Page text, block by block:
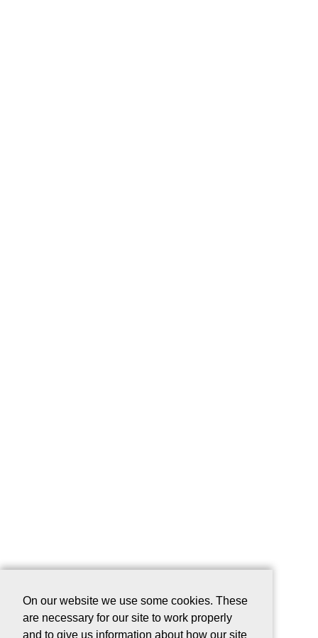
On our website we use some cookies. These
are necessary for our site to work properly
and to give us information about how our site